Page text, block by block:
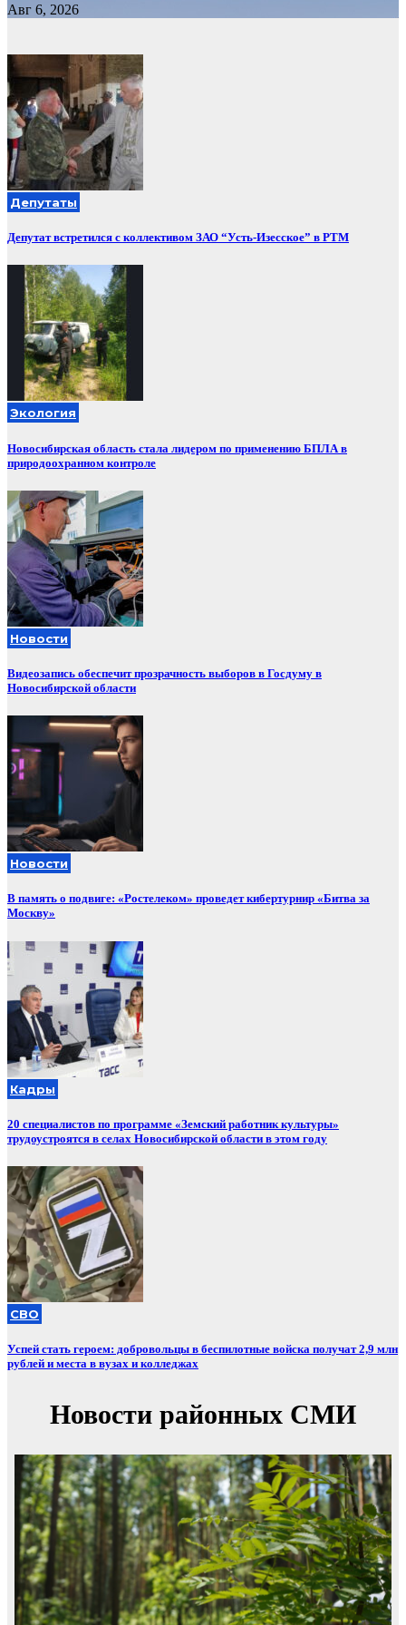
Авг 6, 2026
Депутаты
Депутат встретился с коллективом ЗАО “Усть-Изесское” в РТМ
Экология
Новосибирская область стала лидером по применению БПЛА в
природоохранном контроле
Новости
Видеозапись обеспечит прозрачность выборов в Госдуму в
Новосибирской области
Новости
В память о подвиге: «Ростелеком» проведет кибертурнир «Битва за
Москву»
Кадры
20 специалистов по программе «Земский работник культуры»
трудоустроятся в селах Новосибирской области в этом году
СВО
Успей стать героем: добровольцы в беспилотные войска получат 2,9 млн
рублей и места в вузах и колледжах